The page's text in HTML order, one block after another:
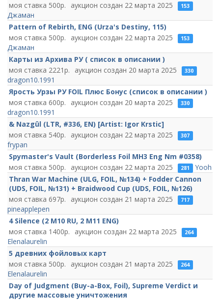
500
22 марта 2025 153
Джаман
Pattern of Rebirth, ENG (Urza's Destiny, 115)
500
22 марта 2025 153
Джаман
Карты из Архива РУ ( список в описании )
2221
20 марта 2025 330
dragon10.1991
Ярость Урзы РУ FOIL Плюс Бонус (список в описании )
600
20 марта 2025 330
dragon10.1991
& Nazgûl (LTR, #336, EN) [Artist: Igor Krstic]
540
22 марта 2025 307
frypan
Spymaster's Vault (Borderless Foil MH3 Eng Nm #0358)
500
22 марта 2025 281
Yooh
Thran War Machine (ULG, FOIL, №134) + Fodder Cannon
(UDS, FOIL, №131) + Braidwood Cup (UDS, FOIL, №126)
697
21 марта 2025 717
pineapplepen
4 Silence (2 M10 RU, 2 M11 ENG)
1400
22 марта 2025 264
Elenalaurelin
5 древних фойловых карт
500
21 марта 2025 264
Elenalaurelin
Day of Judgment (Buy-a-Box, Foil), Supreme Verdict и
другие массовые уничтожения